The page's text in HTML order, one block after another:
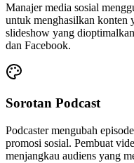
Manajer media sosial
untuk menghasilkan konten
slideshow yang
dan Facebook.
Sorotan Podcast
Podcaster mengubah
promosi sosial. Pembuat
menjangkau audiens yang